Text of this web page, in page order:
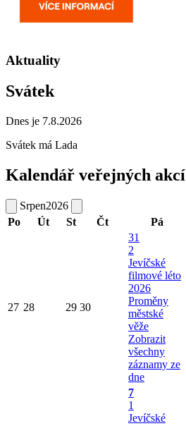
Aktuality
Svátek
Dnes je 7.8.2026
Svátek má Lada
Kalendář veřejných akcí
Srpen2026
Po
Út St Čt Pá
27 28 29 30
31
2
Jevíčské
filmové léto
2026
Proměny
městské
věže
Zobrazit
všechny
záznamy ze
dne
7
1
Jevíčské